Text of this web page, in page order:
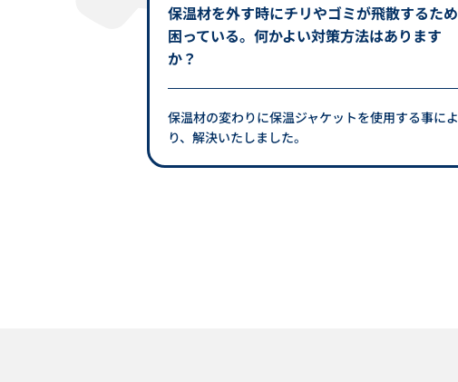
保温材を外す時にチリやゴミが飛散するため
困っている。何かよい対策方法はあります
か？
保温材の変わりに保温ジャケットを使用する事によ
り、解決いたしました。